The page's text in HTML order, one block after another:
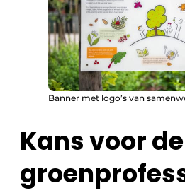
Banner met logo’s van
Kans voor de